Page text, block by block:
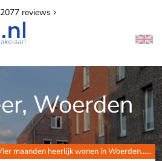
2077reviews
Woerden
maanden heerlijk wonen in Woerden......